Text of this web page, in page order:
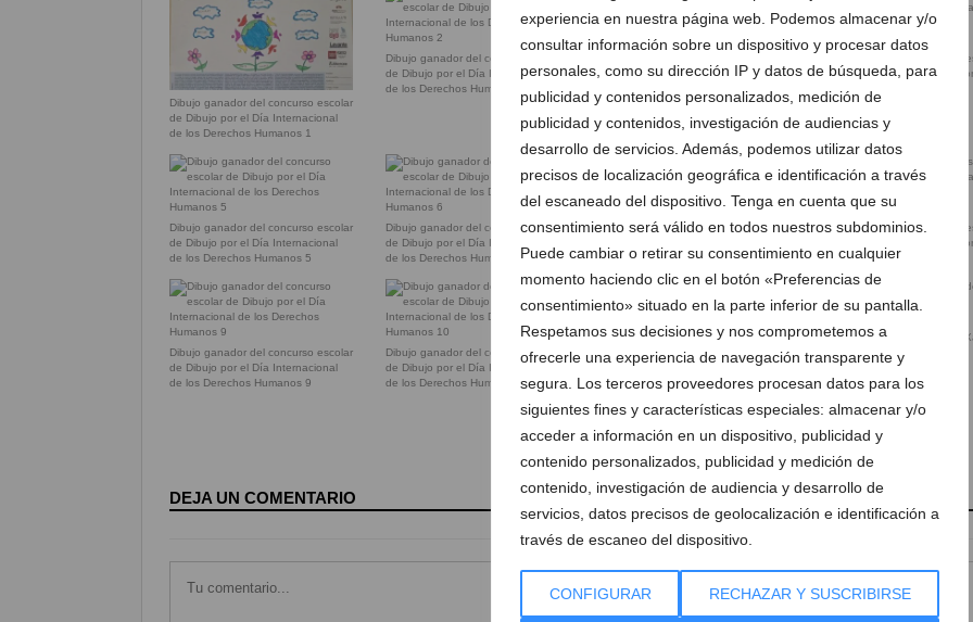
experiencia en nuestra página web. Podemos almacenar y/o
consultar información sobre un dispositivo y procesar datos
personales, como su dirección IP y datos de búsqueda, para
publicidad y contenidos personalizados, medición de
publicidad y contenidos, investigación de audiencias y
desarrollo de servicios. Además, podemos utilizar datos
precisos de localización geográfica e identificación a través
del escaneado del dispositivo. Tenga en cuenta que su
consentimiento será válido en todos nuestros subdominios.
Puede cambiar o retirar su consentimiento en cualquier
momento haciendo clic en el botón «Preferencias de
consentimiento» situado en la parte inferior de su pantalla.
Respetamos sus decisiones y nos comprometemos a
ofrecerle una experiencia de navegación transparente y
segura. Los terceros proveedores procesan datos para los
siguientes fines y características especiales: almacenar y/o
acceder a información en un dispositivo, publicidad y
contenido personalizados, publicidad y medición de
contenido, investigación de audiencia y desarrollo de
servicios, datos precisos de geolocalización e identificación a
través de escaneo del dispositivo.
CONFIGURAR RECHAZAR Y SUSCRIBIRSE
Dibujo ganador del concurso escolar
de Dibujo por el Día Internacional
de los Derechos Humanos 1
Dibujo ganador del concurso escolar
de Dibujo por el Día Internacional
de los Derechos Humanos 2
Dibujo ganador del concurso escolar
de Dibujo por el Día Internacional
de los Derechos Humanos 3
Dibujo ganador del concurso
de Dibujo por el Día
Dibujo ganador del concurso escolar
de Dibujo por el Día Internacional
de los Derechos Humanos 5
Dibujo ganador del concurso escolar
de Dibujo por el Día Internacional
de los Derechos Humanos 6
Dibujo ganador del concurso escolar
de los Derechos Humanos 7
Dibujo ganador del concurso
de Dibujo por el Día
de los Derechos Humanos 8
Dibujo ganador del concurso escolar
de Dibujo por el Día Internacional
de los Derechos Humanos 9
Dibujo ganador del concurso escolar
de Dibujo por el Día Internacional
de los Derechos Humanos 10
Ganadores y autoridades en el acto
organizado por UNED Xàbia
Rosa Cardona, alcaldesa de
durante el acto de entrega de
premios
DEJA UN COMENTARIO